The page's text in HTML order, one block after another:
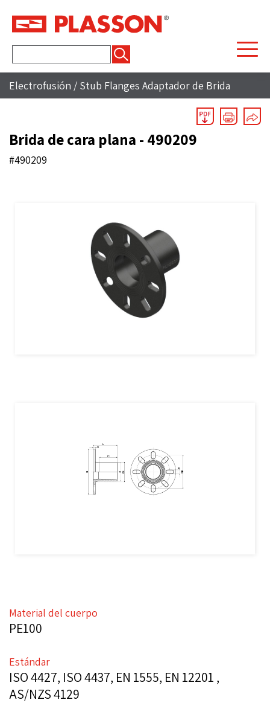
Electrofusión / Stub Flanges Adaptador de Brida
Brida de cara plana - 490209
#490209
Material del cuerpo
PE100
Estándar
ISO 4427, ISO 4437, EN 1555, EN 12201 ,
AS/NZS 4129